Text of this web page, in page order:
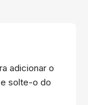
adicionar o
solte-o do